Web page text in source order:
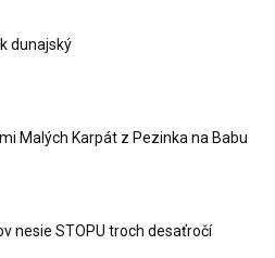
dunajský
Malých Karpát z Pezinka na Babu
nesie STOPU troch desaťročí